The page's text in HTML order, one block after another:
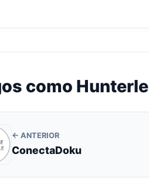
como Hunterle
← ANTERIOR
ConectaDoku